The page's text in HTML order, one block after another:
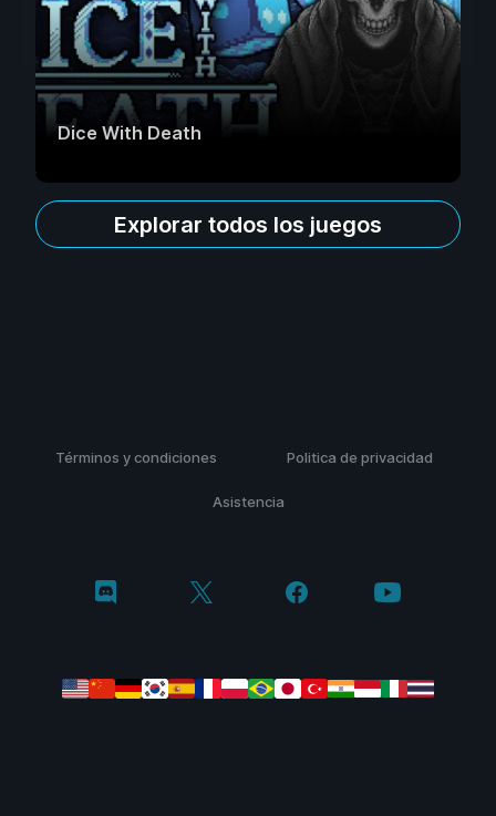
Dice With Death
Explorar todos los juegos
Términos y condiciones Politica de privacidad
Asistencia